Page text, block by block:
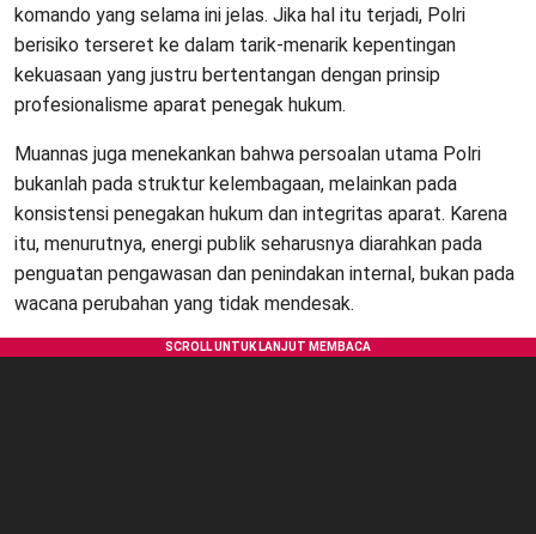
komando yang selama ini jelas. Jika hal itu terjadi, Polri
berisiko terseret ke dalam tarik-menarik kepentingan
kekuasaan yang justru bertentangan dengan prinsip
profesionalisme aparat penegak hukum.
Muannas juga menekankan bahwa persoalan utama Polri
bukanlah pada struktur kelembagaan, melainkan pada
konsistensi penegakan hukum dan integritas aparat. Karena
itu, menurutnya, energi publik seharusnya diarahkan pada
penguatan pengawasan dan penindakan internal, bukan pada
wacana perubahan yang tidak mendesak.